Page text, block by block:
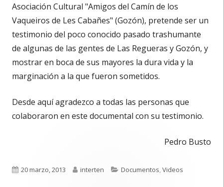
Asociación Cultural "Amigos del Camín de los
Vaqueiros de Les Cabañes" (Gozón), pretende ser un
testimonio del poco conocido pasado trashumante
de algunas de las gentes de Las Regueras y Gozón, y
mostrar en boca de sus mayores la dura vida y la
marginación a la que fueron sometidos.
Desde aquí agradezco a todas las personas que
colaboraron en este documental con su testimonio.
Pedro Busto
Publicado
20 marzo, 2013 Autor
interten Categorías
Documentos,Videos